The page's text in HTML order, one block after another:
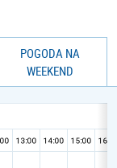
POGODA NA
WEEKEND